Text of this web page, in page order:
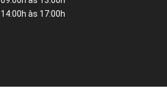
14:00h às 17:00h